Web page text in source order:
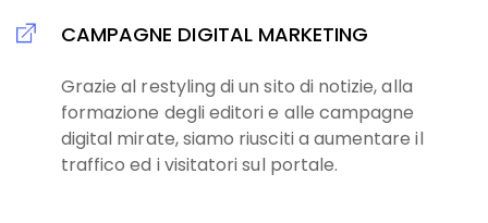
CAMPAGNE DIGITAL MARKETING
Grazie al restyling di un sito di notizie, alla
formazione degli editori e alle campagne
digital mirate, siamo riusciti a aumentare il
traffico ed i visitatori sul portale.